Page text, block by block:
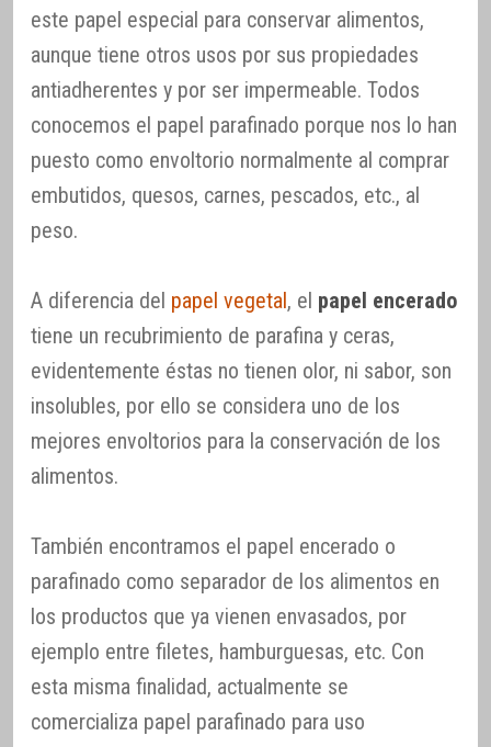
este papel especial para conservar alimentos,
aunque tiene otros usos por sus propiedades
antiadherentes y por ser impermeable. Todos
conocemos el papel parafinado porque nos lo han
puesto como envoltorio normalmente al comprar
embutidos, quesos, carnes, pescados, etc., al
peso.
A diferencia del papel vegetal, el papel encerado
tiene un recubrimiento de parafina y ceras,
evidentemente éstas no tienen olor, ni sabor, son
insolubles, por ello se considera uno de los
mejores envoltorios para la conservación de los
alimentos.
También encontramos el papel encerado o
parafinado como separador de los alimentos en
los productos que ya vienen envasados, por
ejemplo entre filetes, hamburguesas, etc. Con
esta misma finalidad, actualmente se
comercializa papel parafinado para uso